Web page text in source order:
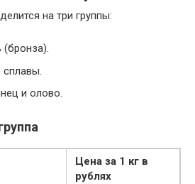
на три группы:
(бронза).
и олово.
Цена за 1 кг в
рублях